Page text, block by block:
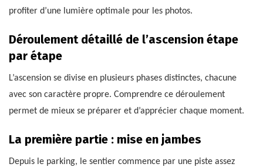
profiter d’une lumière optimale pour les photos.
Déroulement détaillé de l’ascension étape
par étape
L’ascension se divise en plusieurs phases distinctes, chacune
avec son caractère propre. Comprendre ce déroulement
permet de mieux se préparer et d’apprécier chaque moment.
La première partie : mise en jambes
Depuis le parking, le sentier commence par une piste assez